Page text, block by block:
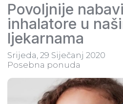
Povoljnije
inhalatore u
ljekarnama
Srijeda, 29 Siječanj 2020
Posebna ponuda